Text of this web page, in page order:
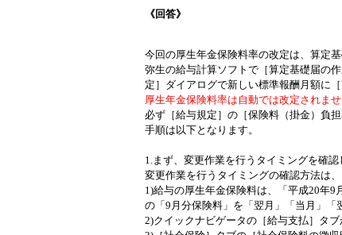
《回答》
今回の厚生年金保険料率の改定は、算定
弥生の給与計算ソフトで［算定基礎届の
定］ダイアログで新しい標準報酬月額に［
厚生年金保険料率は自動では改定されま
必ず［給与規定］の［保険料（掛金）負
手順は以下となります。
1.まず、変更作業を行うタイミングを確認
変更作業を行うタイミングの確認方法は、
1)給与の厚生年金保険料は、「平成20年
の「9月分保険料」を「翌月」「当月」「
2)クイックナビゲータの［給与支払］タ